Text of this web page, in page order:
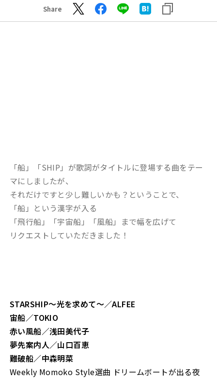
Share
「船」「SHIP」が歌詞がタイトルに登場する曲をテー
マにしましたが、
それだけですと少し難しいかも？ということで、
「船」という漢字が入る
「飛行船」「宇宙船」「風船」まで幅を広げて
リクエストしていただきました！
STARSHIP〜光を求めて〜／ALFEE
宙船／TOKIO
赤い風船／浅田美代子
夢先案内人／山口百恵
難破船／中森明菜
Weekly Momoko Style選曲 ドリームボートが出る夜